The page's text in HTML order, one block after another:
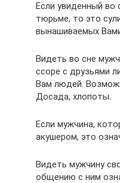
Если увиденный во
тюрьме, то это
вынашиваемых
Видеть во сне
ссоре с друзьями
Вам людей.
Досада, хлопоты.
Если мужчина,
акушером, это
Видеть мужчину
общению с ним